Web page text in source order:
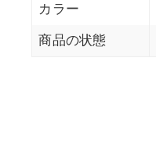
カラー
商品の状態